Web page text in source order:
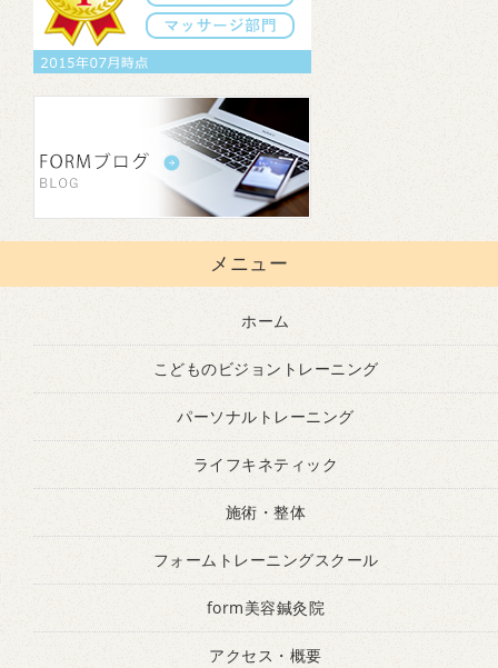
メニュー
ホーム
こどものビジョントレーニング
パーソナルトレーニング
ライフキネティック
施術・整体
フォームトレーニングスクール
form美容鍼灸院
アクセス・概要